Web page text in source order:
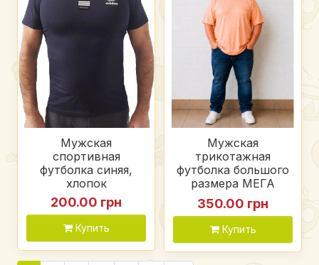
Мужская
спортивная
футболка синяя,
хлопок
200.00 грн
Купить
Мужская
трикотажная
футболка большого
размера МЕГА
батал, футболка
свободного кроя
для мужчин, цвет
оранжевый меланж
350.00 грн
Купить